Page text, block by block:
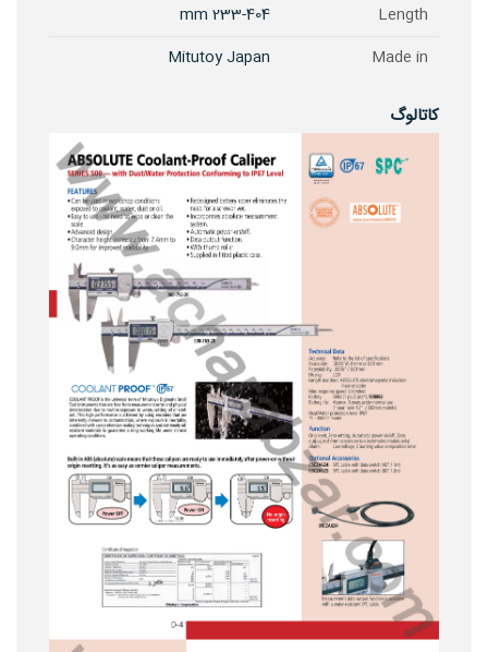
Length
233-404 mm
Made in
Mitutoy Japan
کاتالوگ